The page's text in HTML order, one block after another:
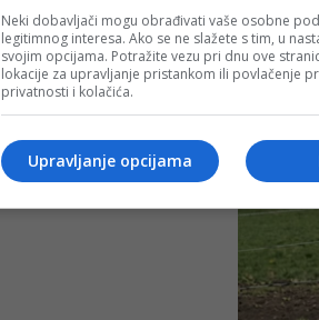
Neki dobavljači mogu obrađivati vaše osobne
legitimnog interesa. Ako se ne slažete s tim, u
svojim opcijama. Potražite vezu pri dnu ove
lokacije za upravljanje pristankom ili povlačenje
privatnosti i kolačića.
Upravljanje opcijama